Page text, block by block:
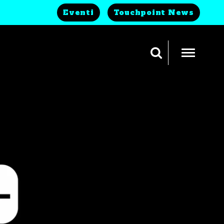
Eventi Touchpoint News